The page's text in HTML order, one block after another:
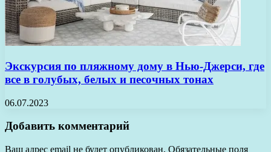
Экскурсия по пляжному дому в Нью-Джерси, где
все в голубых, белых и песочных тонах
06.07.2023
Добавить комментарий
Ваш адрес email не будет опубликован. Обязательные поля